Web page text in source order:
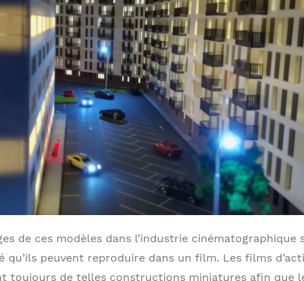
de ces modèles dans l’industrie cinématographique
qu’ils peuvent reproduire dans un film. Les films
toujours de telles constructions miniatures afin que